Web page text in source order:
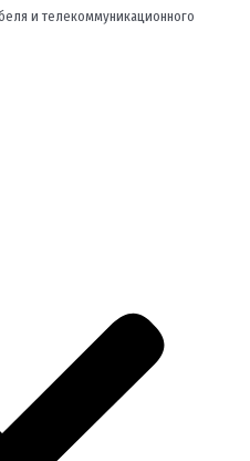
и телекоммуникационного